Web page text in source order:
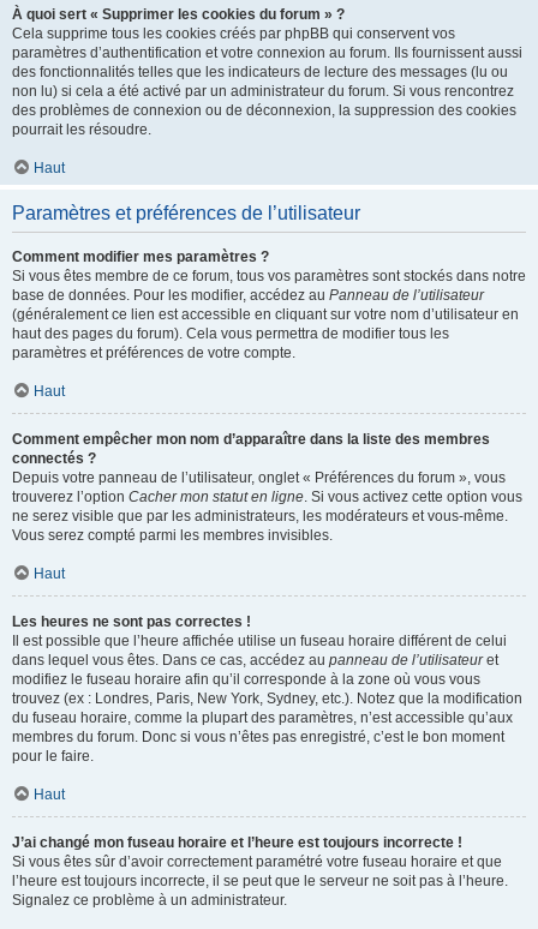
À quoi sert « Supprimer les cookies du forum » ?
Cela supprime tous les cookies créés par phpBB qui conservent vos
paramètres d’authentification et votre connexion au forum. Ils fournissent aussi
des fonctionnalités telles que les indicateurs de lecture des messages (lu ou
non lu) si cela a été activé par un administrateur du forum. Si vous rencontrez
des problèmes de connexion ou de déconnexion, la suppression des cookies
pourrait les résoudre.
Haut
Paramètres et préférences de l’utilisateur
Comment modifier mes paramètres ?
Si vous êtes membre de ce forum, tous vos paramètres sont stockés dans notre
base de données. Pour les modifier, accédez au Panneau de l’utilisateur
(généralement ce lien est accessible en cliquant sur votre nom d’utilisateur en
haut des pages du forum). Cela vous permettra de modifier tous les
paramètres et préférences de votre compte.
Haut
Comment empêcher mon nom d’apparaître dans la liste des membres
connectés ?
Depuis votre panneau de l’utilisateur, onglet « Préférences du forum », vous
trouverez l’option Cacher mon statut en ligne. Si vous activez cette option vous
ne serez visible que par les administrateurs, les modérateurs et vous-même.
Vous serez compté parmi les membres invisibles.
Haut
Les heures ne sont pas correctes !
Il est possible que l’heure affichée utilise un fuseau horaire différent de celui
dans lequel vous êtes. Dans ce cas, accédez au panneau de l’utilisateuret
modifiez le fuseau horaire afin qu’il corresponde à la zone où vous vous
trouvez (ex : Londres, Paris, New York, Sydney, etc.). Notez que la modification
du fuseau horaire, comme la plupart des paramètres, n’est accessible qu’aux
membres du forum. Donc si vous n’êtes pas enregistré, c’est le bon moment
pour le faire.
Haut
J’ai changé mon fuseau horaire et l’heure est toujours incorrecte !
Si vous êtes sûr d’avoir correctement paramétré votre fuseau horaire et que
l’heure est toujours incorrecte, il se peut que le serveur ne soit pas à l’heure.
Signalez ce problème à un administrateur.